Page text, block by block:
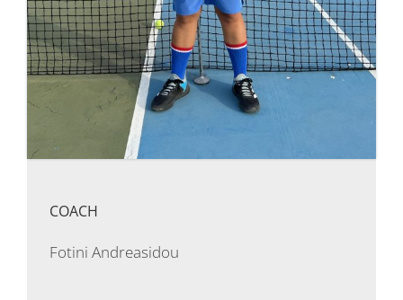
COACH
Fotini Andreasidou